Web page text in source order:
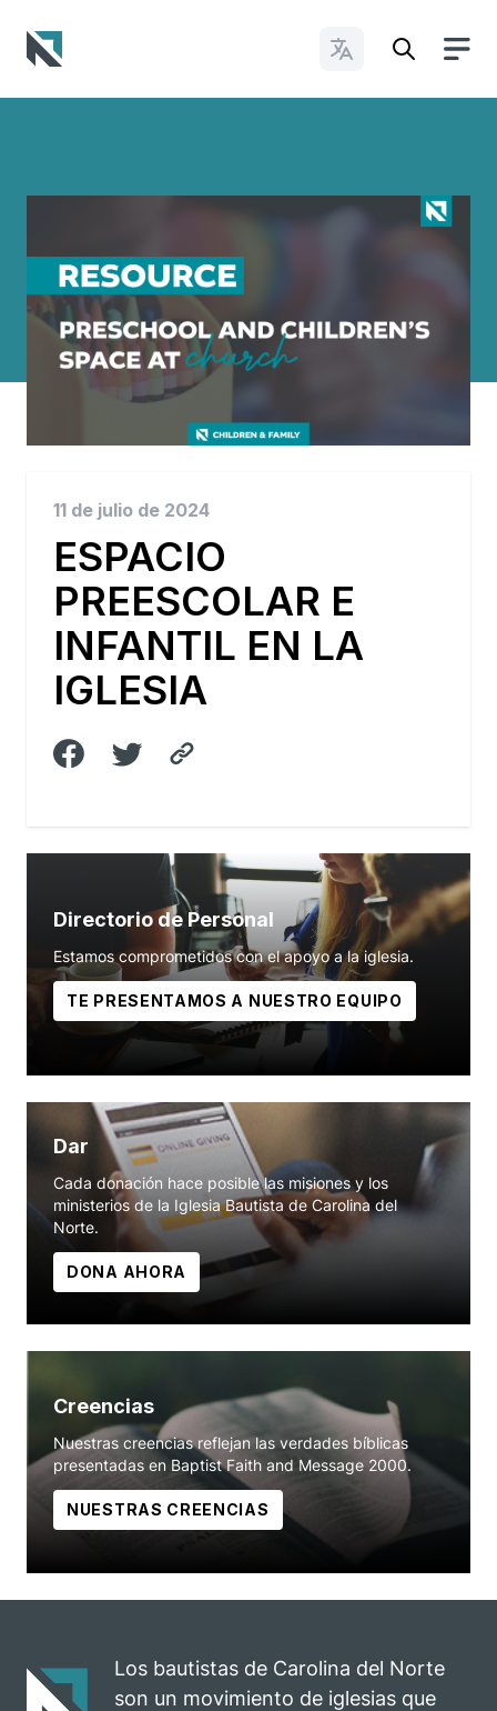
Cambiar idioma
11 de julio de 2024
ESPACIO
PREESCOLAR E
INFANTIL EN LA
IGLESIA
Directorio de Personal
Estamos comprometidos con el apoyo a la iglesia.
TE PRESENTAMOS A NUESTRO EQUIPO
Dar
Cada donación hace posible las misiones y los
ministerios de la Iglesia Bautista de Carolina del
Norte.
DONA AHORA
Creencias
Nuestras creencias reflejan las verdades bíblicas
presentadas en Baptist Faith and Message 2000.
NUESTRAS CREENCIAS
Los bautistas de Carolina del Norte
son un movimiento de iglesias que